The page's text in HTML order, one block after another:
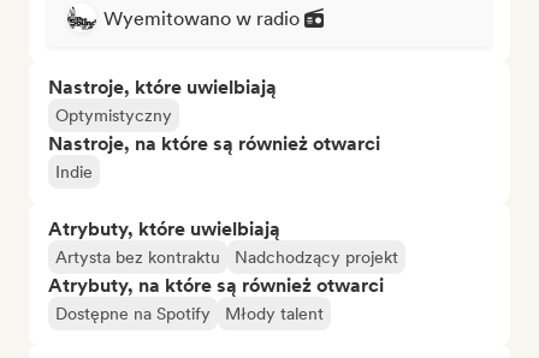
Wyemitowano w radio
Nastroje, które uwielbiają
Optymistyczny
Nastroje, na które są również otwarci
Indie
Atrybuty, które uwielbiają
Artysta bez kontraktu Nadchodzący projekt
Atrybuty, na które są również otwarci
Dostępne na Spotify Młody talent